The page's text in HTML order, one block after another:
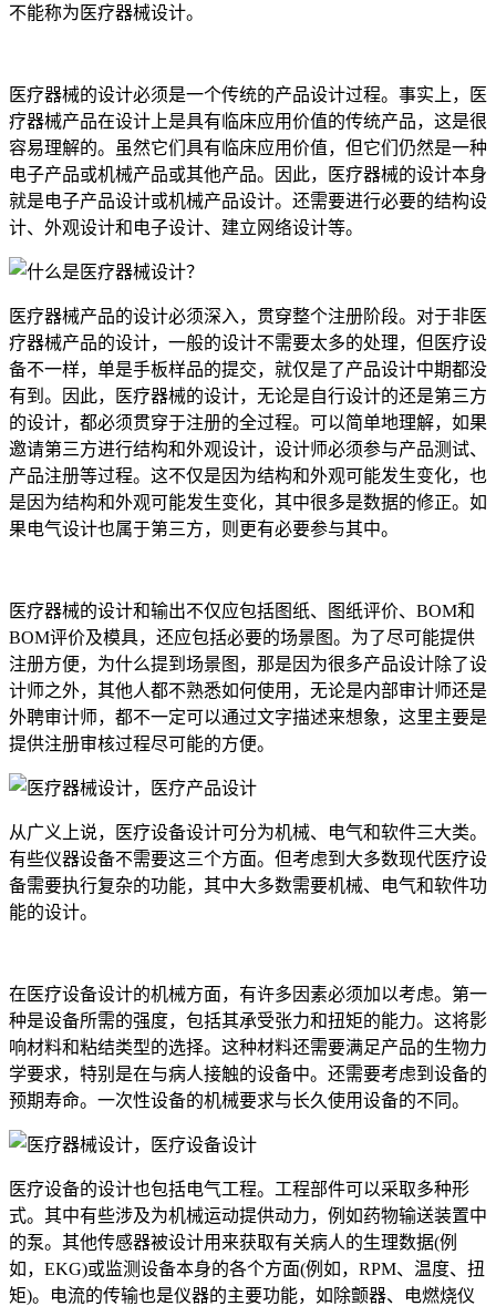
不能称为医疗器械设计。
医疗器械的设计必须是一个传统的产品设计过程。事实上，医
疗器械产品在设计上是具有临床应用价值的传统产品，这是很
容易理解的。虽然它们具有临床应用价值，但它们仍然是一种
电子产品或机械产品或其他产品。因此，医疗器械的设计本身
就是电子产品设计或机械产品设计。还需要进行必要的结构设
计、外观设计和电子设计、建立网络设计等。
医疗器械产品的设计必须深入，贯穿整个注册阶段。对于非医
疗器械产品的设计，一般的设计不需要太多的处理，但医疗设
备不一样，单是手板样品的提交，就仅是了产品设计中期都没
有到。因此，医疗器械的设计，无论是自行设计的还是第三方
的设计，都必须贯穿于注册的全过程。可以简单地理解，如果
邀请第三方进行结构和外观设计，设计师必须参与产品测试、
产品注册等过程。这不仅是因为结构和外观可能发生变化，也
是因为结构和外观可能发生变化，其中很多是数据的修正。如
果电气设计也属于第三方，则更有必要参与其中。
医疗器械的设计和输出不仅应包括图纸、图纸评价、BOM和
BOM评价及模具，还应包括必要的场景图。为了尽可能提供
注册方便，为什么提到场景图，那是因为很多产品设计除了设
计师之外，其他人都不熟悉如何使用，无论是内部审计师还是
外聘审计师，都不一定可以通过文字描述来想象，这里主要是
提供注册审核过程尽可能的方便。
从广义上说，医疗设备设计可分为机械、电气和软件三大类。
有些仪器设备不需要这三个方面。但考虑到大多数现代医疗设
备需要执行复杂的功能，其中大多数需要机械、电气和软件功
能的设计。
在医疗设备设计的机械方面，有许多因素必须加以考虑。第一
种是设备所需的强度，包括其承受张力和扭矩的能力。这将影
响材料和粘结类型的选择。这种材料还需要满足产品的生物力
学要求，特别是在与病人接触的设备中。还需要考虑到设备的
预期寿命。一次性设备的机械要求与长久使用设备的不同。
医疗设备的设计也包括电气工程。工程部件可以采取多种形
式。其中有些涉及为机械运动提供动力，例如药物输送装置中
的泵。其他传感器被设计用来获取有关病人的生理数据(例
如，EKG)或监测设备本身的各个方面(例如，RPM、温度、扭
矩)。电流的传输也是仪器的主要功能，如除颤器、电燃烧仪